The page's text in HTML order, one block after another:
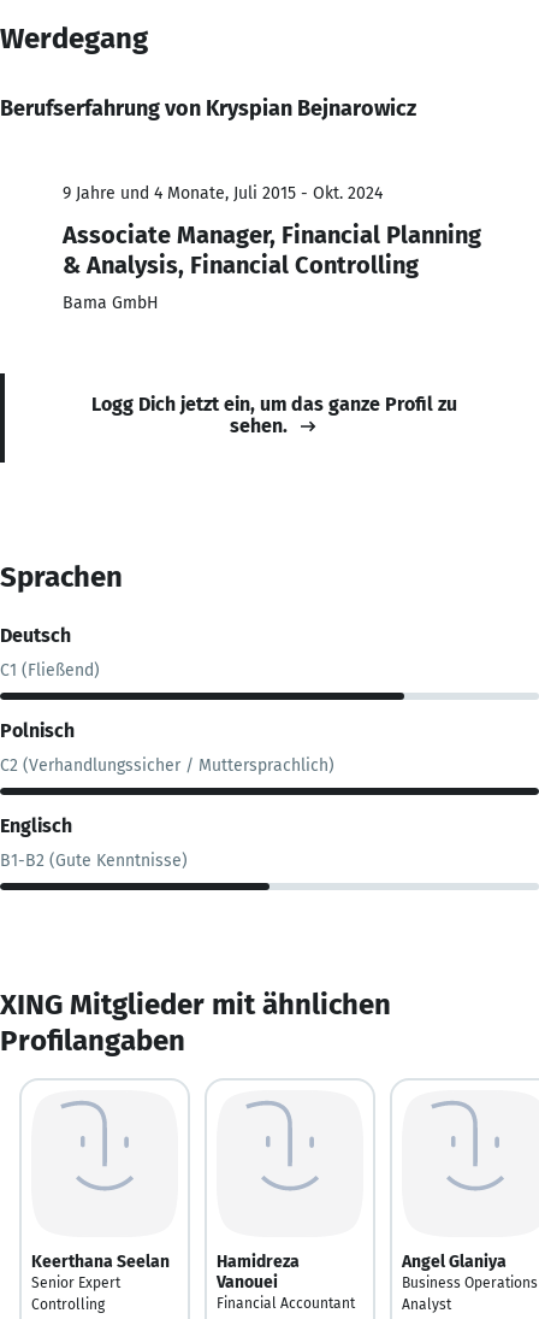
Werdegang
Berufserfahrung von Kryspian Bejnarowicz
9 Jahre und 4 Monate, Juli 2015 - Okt. 2024
Associate Manager, Financial Planning
& Analysis, Financial Controlling
Bama GmbH
Logg Dich jetzt ein, um das ganze Profil zu
sehen.
Sprachen
Deutsch
C1 (Fließend)
Polnisch
C2 (Verhandlungssicher / Muttersprachlich)
Englisch
B1-B2 (Gute Kenntnisse)
XING Mitglieder mit ähnlichen
Profilangaben
Keerthana Seelan
Senior Expert
Controlling
Hamidreza
Vanouei
Financial Accountant
Angel Glaniya
Business Operations
Analyst